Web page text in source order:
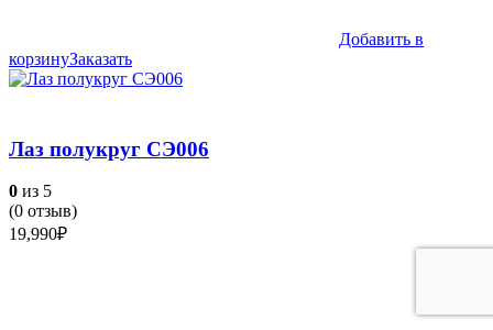
Добавить в
корзинуЗаказать
Лаз полукруг СЭ006
0 из 5
(0 отзыв)
19,990₽